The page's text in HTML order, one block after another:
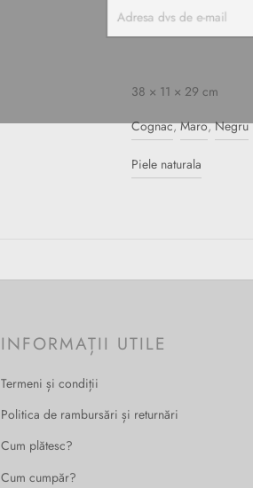
38 × 11 × 29 cm
Cognac,Maro,Negru
Piele naturala
INFORMAȚII UTILE
Termeni și condiții
Politica de rambursări și returnări
Cum plătesc?
Cum cumpăr?